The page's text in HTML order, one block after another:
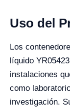
Uso del
Los
líquido
instalaciones
como
investigación.